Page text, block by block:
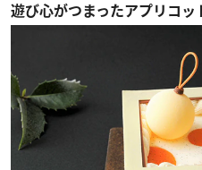
遊び心がつまったアプリコ